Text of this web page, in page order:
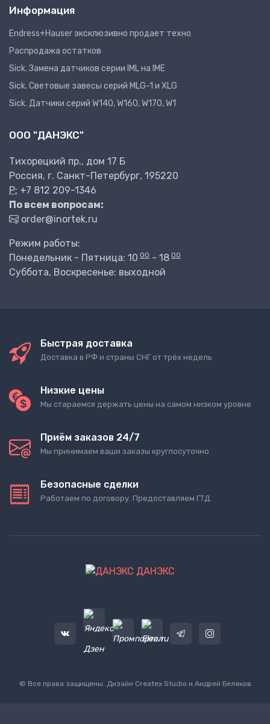
Информация
Endress+Hauser эксклюзивно продает техно
Распродажа остатков
Sick. Замена датчиков серии IML на IME
Sick. Световые завесы серий MLG-1 и XLG
Sick. Датчики серий W140, W160, W170, W1
ООО "ДАНЭКС"
Тихорецкий пр., дом 17 Б
Россия, г. Санкт-Петербург, 195220
P: +7 812 209-1346
По всем вопросам:
order@inortek.ru
Режим работы:
Понедельник - Пятница: 10 00 - 18 00
Суббота, Воскресенье: выходной
Быстрая доставка
Доставка в РФ и страны СНГ от трёх недель
Низкие цены
Мы стараемся держать цены на самом низком уровне
Приём заказов 24/7
Мы принимаем ваши заказы круглосуточно
Безопасные сделки
Работаем по договору. Предоставляем ГТД.
ДАНЭКС
© Все права защищены. Дизайн Createx Studio и Андрей Беляков